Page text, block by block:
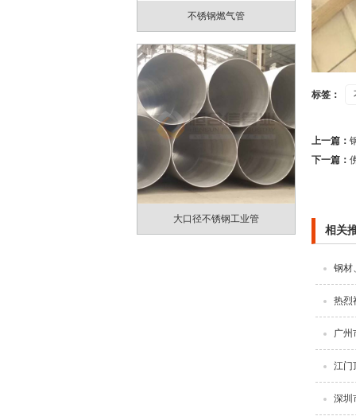
不锈钢燃气管
大口径不锈钢工业管
标签：
上一篇：
下一篇：
相关
钢材
热烈
广州
江门
深圳